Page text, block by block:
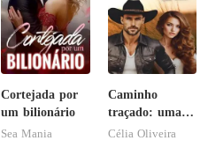
Cortejada por
um bilionário
Sea Mania
Caminho
traçado: uma
babá na
Célia Oliveira